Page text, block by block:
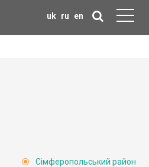
uk ru en
Сімферопольський район